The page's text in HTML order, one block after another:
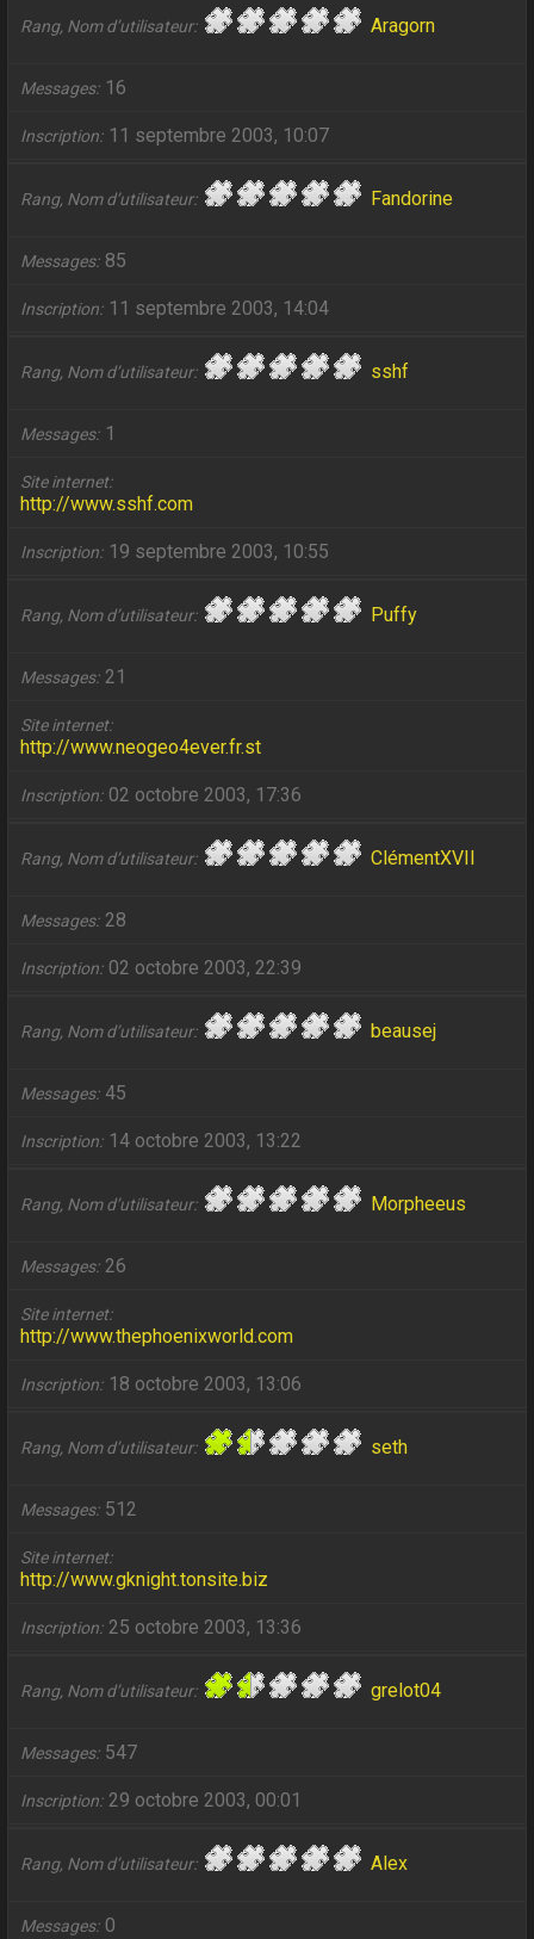
Rang, Nom d’utilisateur Aragorn
Messages 16
Inscription 11 septembre 2003, 10:07
Rang, Nom d’utilisateur Fandorine
Messages 85
Inscription 11 septembre 2003, 14:04
Rang, Nom d’utilisateur sshf
Messages 1
Site internet
http://www.sshf.com
Inscription 19 septembre 2003, 10:55
Rang, Nom d’utilisateur Puffy
Messages 21
Site internet
http://www.neogeo4ever.fr.st
Inscription 02 octobre 2003, 17:36
Rang, Nom d’utilisateur ClémentXVII
Messages 28
Inscription 02 octobre 2003, 22:39
Rang, Nom d’utilisateur beausej
Messages 45
Inscription 14 octobre 2003, 13:22
Rang, Nom d’utilisateur Morpheeus
Messages 26
Site internet
http://www.thephoenixworld.com
Inscription 18 octobre 2003, 13:06
Rang, Nom d’utilisateur seth
Messages 512
Site internet
http://www.gknight.tonsite.biz
Inscription 25 octobre 2003, 13:36
Rang, Nom d’utilisateur grelot04
Messages 547
Inscription 29 octobre 2003, 00:01
Rang, Nom d’utilisateur Alex
Messages 0